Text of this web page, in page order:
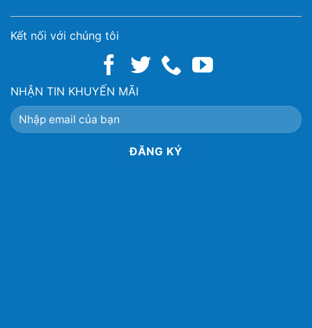
Kết nối với chúng tôi
NHẬN TIN KHUYẾN MÃI